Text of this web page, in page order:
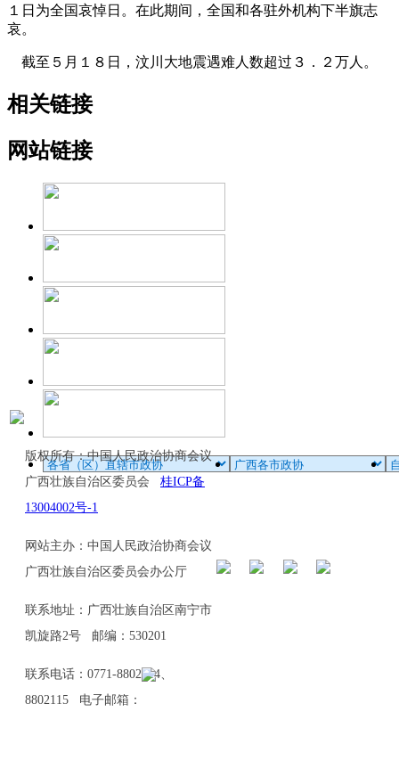
１日为全国哀悼日。在此期间，全国和各驻外机构下半旗志
哀。
截至５月１８日，汶川大地震遇难人数超过３．２万人。
相关链接
网站链接
版权所有：中国人民政治协商会议
广西壮族自治区委员会 桂ICP备
13004002号-1
网站主办：中国人民政治协商会议
广西壮族自治区委员会办公厅
联系地址：广西壮族自治区南宁市
凯旋路2号 邮编：530201
联系电话：0771-8802114、
8802115 电子邮箱：